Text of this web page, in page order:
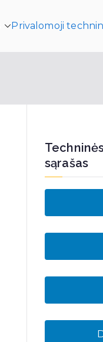
Privalomoji
sąrašas